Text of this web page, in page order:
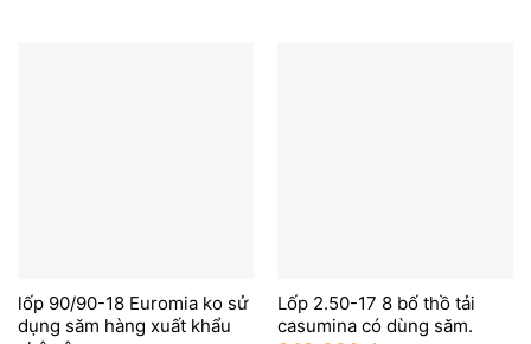
lốp 90/90-18 Euromia ko sử
dụng săm hàng xuất khẩu
Lốp 2.50-17 8 bố thồ tải
casumina có dùng săm.